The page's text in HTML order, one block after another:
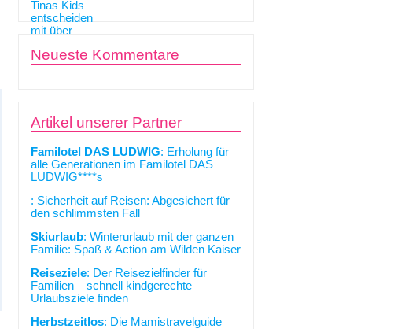
Neueste Kommentare
Artikel unserer Partner
Familotel DAS LUDWIG: Erholung für
alle Generationen im Familotel DAS
LUDWIG****s
: Sicherheit auf Reisen: Abgesichert für
den schlimmsten Fall
Skiurlaub: Winterurlaub mit der ganzen
Familie: Spaß & Action am Wilden Kaiser
Reiseziele: Der Reisezielfinder für
Familien – schnell kindgerechte
Urlaubsziele finden
Herbstzeitlos: Die Mamistravelguide